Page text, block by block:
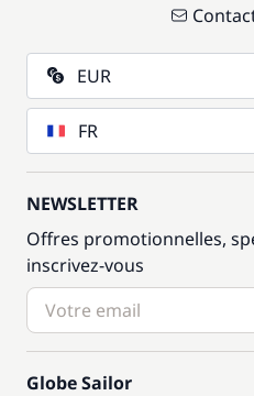
EUR
FR
NEWSLETTER
Offres promotionnelles,
inscrivez-vous
Globe Sailor